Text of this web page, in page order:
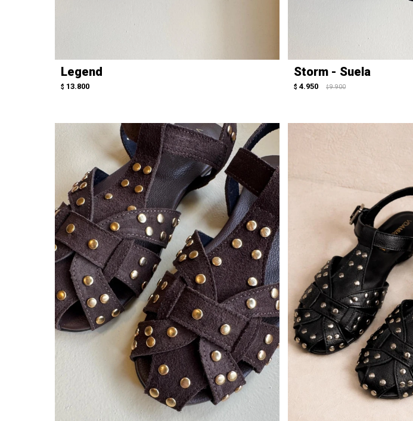
Legend
$ 13.800
Storm - Suela
$ 4.950 $ 9.900